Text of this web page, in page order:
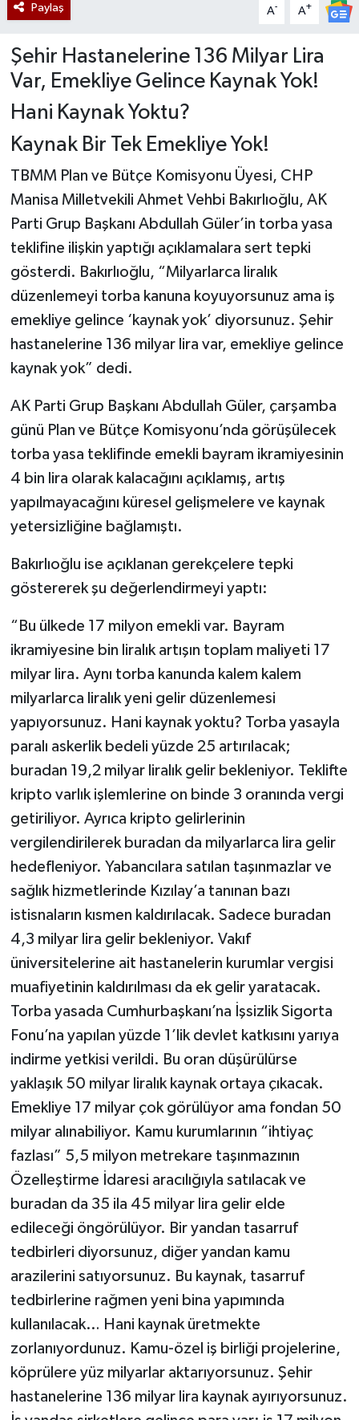
Paylaş A- A+
Şehir Hastanelerine 136 Milyar Lira
Var, Emekliye Gelince Kaynak Yok!
Hani Kaynak Yoktu?
Kaynak Bir Tek Emekliye Yok!
TBMM Plan ve Bütçe Komisyonu Üyesi, CHP
Manisa Milletvekili Ahmet Vehbi Bakırlıoğlu, AK
Parti Grup Başkanı Abdullah Güler’in torba yasa
teklifine ilişkin yaptığı açıklamalara sert tepki
gösterdi. Bakırlıoğlu, “Milyarlarca liralık
düzenlemeyi torba kanuna koyuyorsunuz ama iş
emekliye gelince ‘kaynak yok’ diyorsunuz. Şehir
hastanelerine 136 milyar lira var, emekliye gelince
kaynak yok” dedi.
AK Parti Grup Başkanı Abdullah Güler, çarşamba
günü Plan ve Bütçe Komisyonu’nda görüşülecek
torba yasa teklifinde emekli bayram ikramiyesinin
4 bin lira olarak kalacağını açıklamış, artış
yapılmayacağını küresel gelişmelere ve kaynak
yetersizliğine bağlamıştı.
Bakırlıoğlu ise açıklanan gerekçelere tepki
göstererek şu değerlendirmeyi yaptı:
“Bu ülkede 17 milyon emekli var. Bayram
ikramiyesine bin liralık artışın toplam maliyeti 17
milyar lira. Aynı torba kanunda kalem kalem
milyarlarca liralık yeni gelir düzenlemesi
yapıyorsunuz. Hani kaynak yoktu? Torba yasayla
paralı askerlik bedeli yüzde 25 artırılacak;
buradan 19,2 milyar liralık gelir bekleniyor. Teklifte
kripto varlık işlemlerine on binde 3 oranında vergi
getiriliyor. Ayrıca kripto gelirlerinin
vergilendirilerek buradan da milyarlarca lira gelir
hedefleniyor. Yabancılara satılan taşınmazlar ve
sağlık hizmetlerinde Kızılay’a tanınan bazı
istisnaların kısmen kaldırılacak. Sadece buradan
4,3 milyar lira gelir bekleniyor. Vakıf
üniversitelerine ait hastanelerin kurumlar vergisi
muafiyetinin kaldırılması da ek gelir yaratacak.
Torba yasada Cumhurbaşkanı’na İşsizlik Sigorta
Fonu’na yapılan yüzde 1’lik devlet katkısını yarıya
indirme yetkisi verildi. Bu oran düşürülürse
yaklaşık 50 milyar liralık kaynak ortaya çıkacak.
Emekliye 17 milyar çok görülüyor ama fondan 50
milyar alınabiliyor. Kamu kurumlarının “ihtiyaç
fazlası” 5,5 milyon metrekare taşınmazının
Özelleştirme İdaresi aracılığıyla satılacak ve
buradan da 35 ila 45 milyar lira gelir elde
edileceği öngörülüyor. Bir yandan tasarruf
tedbirleri diyorsunuz, diğer yandan kamu
arazilerini satıyorsunuz. Bu kaynak, tasarruf
tedbirlerine rağmen yeni bina yapımında
kullanılacak… Hani kaynak üretmekte
zorlanıyordunuz. Kamu-özel iş birliği projelerine,
köprülere yüz milyarlar aktarıyorsunuz. Şehir
hastanelerine 136 milyar lira kaynak ayırıyorsunuz.